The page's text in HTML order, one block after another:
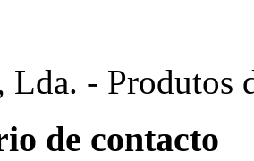
- Produtos
de contacto